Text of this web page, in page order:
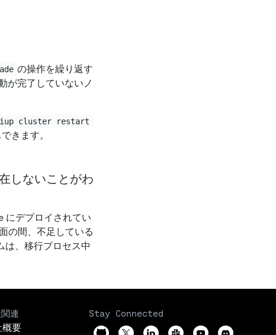
の操作を繰り返す
が完了していないノ
cluster restart
きます。
しないことがわ
にデプロイされてい
の間、不足している
は、移行プロセス中
連
概要
Stay Connected